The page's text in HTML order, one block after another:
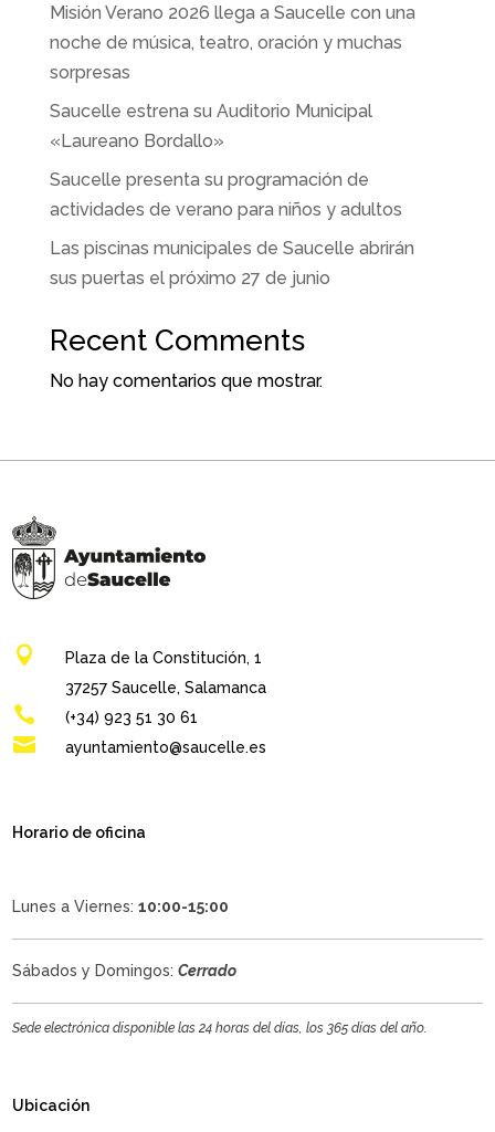
Misión Verano 2026 llega a Saucelle con una
noche de música, teatro, oración y muchas
sorpresas
Saucelle estrena su Auditorio Municipal
«Laureano Bordallo»
Saucelle presenta su programación de
actividades de verano para niños y adultos
Las piscinas municipales de Saucelle abrirán
sus puertas el próximo 27 de junio
Recent Comments
No hay comentarios que mostrar.

Plaza de la Constitución, 1
37257 Saucelle, Salamanca
 (+34) 923 51 30 61
 ayuntamiento@saucelle.es
Horario de oficina
Lunes a Viernes:10:00-15:00
Sábados y Domingos:Cerrado
Sede electrónica disponible las 24 horas del días, los 365 días del año.
Ubicación